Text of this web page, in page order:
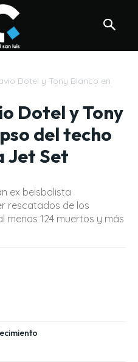
Dotel y Tony Blanco en
Dotel y Tony
del techo
Jet Set
ex beisbolista
rescatados de los
menos 124 muertos y más